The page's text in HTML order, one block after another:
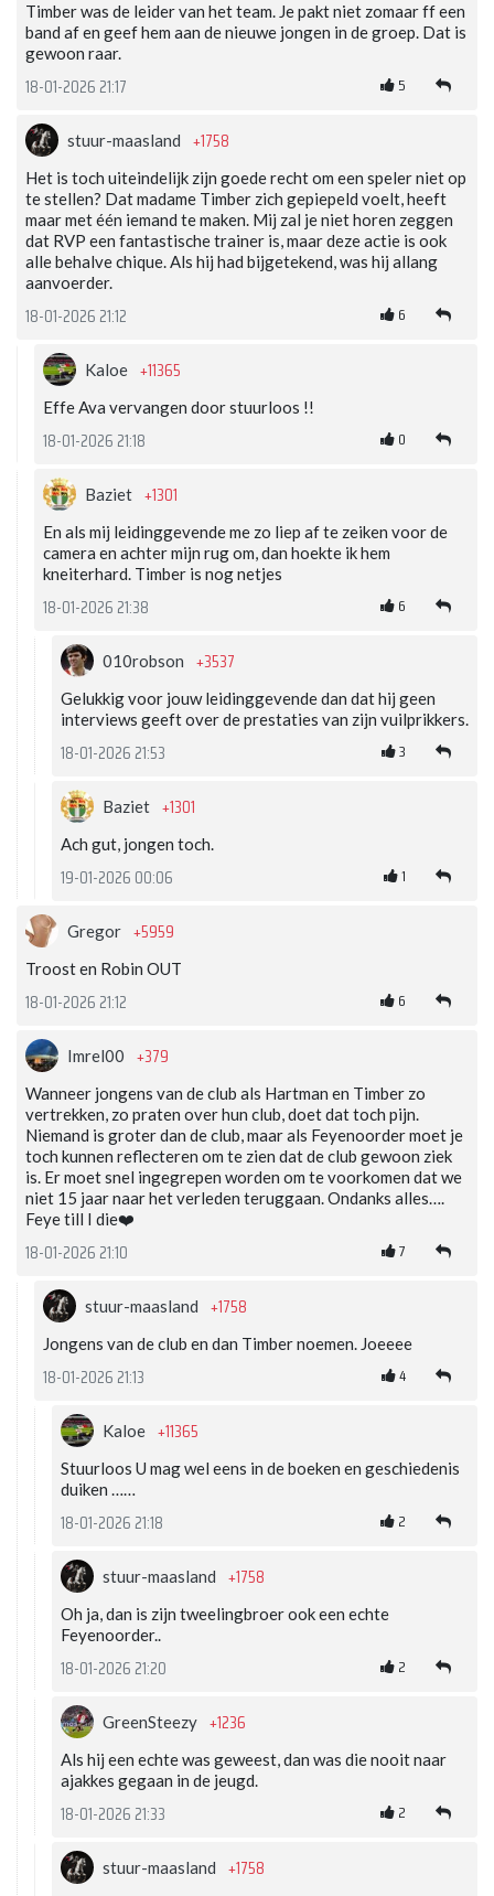
Timber was de leider van het team. Je pakt niet zomaar ff een
band af en geef hem aan de nieuwe jongen in de groep. Dat is
gewoon raar.
18-01-2026 21:17 5
stuur-maasland +1758
Het is toch uiteindelijk zijn goede recht om een speler niet op
te stellen? Dat madame Timber zich gepiepeld voelt, heeft
maar met één iemand te maken. Mij zal je niet horen zeggen
dat RVP een fantastische trainer is, maar deze actie is ook
alle behalve chique. Als hij had bijgetekend, was hij allang
aanvoerder.
18-01-2026 21:12 6
Kaloe +11365
Effe Ava vervangen door stuurloos !!
18-01-2026 21:18 0
Baziet +1301
En als mij leidinggevende me zo liep af te zeiken voor de
camera en achter mijn rug om, dan hoekte ik hem
kneiterhard. Timber is nog netjes
18-01-2026 21:38 6
010robson +3537
Gelukkig voor jouw leidinggevende dan dat hij geen
interviews geeft over de prestaties van zijn vuilprikkers.
18-01-2026 21:53 3
Baziet +1301
Ach gut, jongen toch.
19-01-2026 00:06 1
Gregor +5959
Troost en Robin OUT
18-01-2026 21:12 6
Imrel00 +379
Wanneer jongens van de club als Hartman en Timber zo
vertrekken, zo praten over hun club, doet dat toch pijn.
Niemand is groter dan de club, maar als Feyenoorder moet je
toch kunnen reflecteren om te zien dat de club gewoon ziek
is. Er moet snel ingegrepen worden om te voorkomen dat we
niet 15 jaar naar het verleden teruggaan. Ondanks alles….
Feye till I die❤️
18-01-2026 21:10 7
stuur-maasland +1758
Jongens van de club en dan Timber noemen. Joeeee
18-01-2026 21:13 4
Kaloe +11365
Stuurloos U mag wel eens in de boeken en geschiedenis
duiken ……
18-01-2026 21:18 2
stuur-maasland +1758
Oh ja, dan is zijn tweelingbroer ook een echte
Feyenoorder..
18-01-2026 21:20 2
GreenSteezy +1236
Als hij een echte was geweest, dan was die nooit naar
ajakkes gegaan in de jeugd.
18-01-2026 21:33 2
stuur-maasland +1758